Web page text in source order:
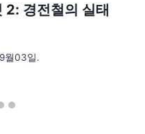
2: 경전철의 실태
월03일.